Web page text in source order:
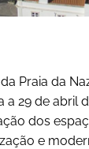
Praia da
29 de abril
dos
e